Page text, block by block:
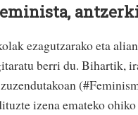
ezagutzarako eta
berri du. Bihartik,
izena emateko